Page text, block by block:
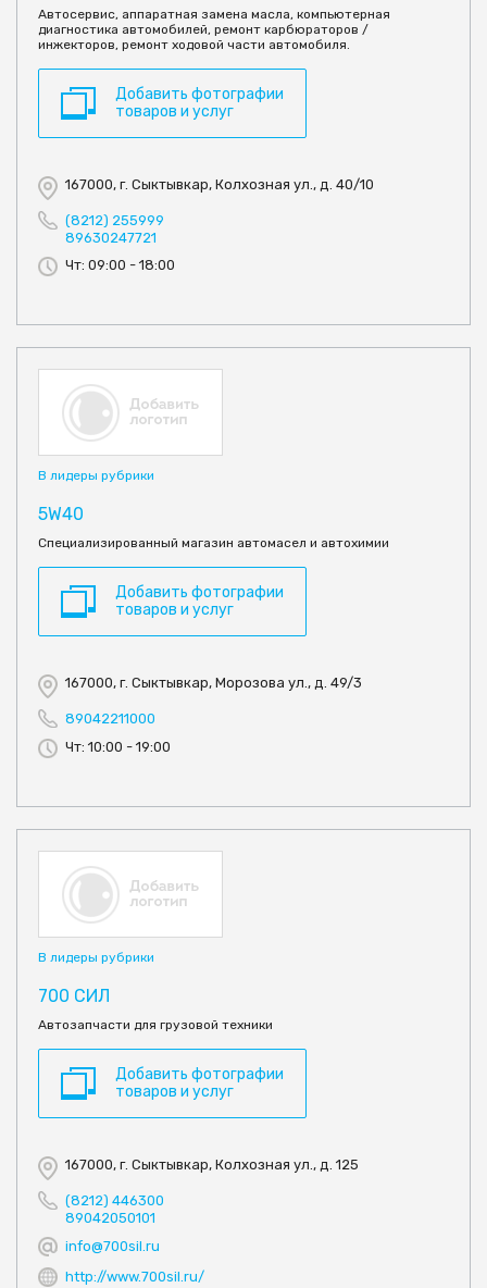
Автосервис, аппаратная замена масла, компьютерная
диагностика автомобилей, ремонт карбюраторов /
инжекторов, ремонт ходовой части автомобиля.
Добавить фотографии
товаров и услуг
167000, г. Сыктывкар, Колхозная ул., д. 40/10
(8212) 255999
89630247721
Чт: 09:00 - 18:00
В лидеры рубрики
5W40
Специализированный магазин автомасел и автохимии
Добавить фотографии
товаров и услуг
167000, г. Сыктывкар, Морозова ул., д. 49/3
89042211000
Чт: 10:00 - 19:00
В лидеры рубрики
700 СИЛ
Автозапчасти для грузовой техники
Добавить фотографии
товаров и услуг
167000, г. Сыктывкар, Колхозная ул., д. 125
(8212) 446300
89042050101
info@700sil.ru
http://www.700sil.ru/